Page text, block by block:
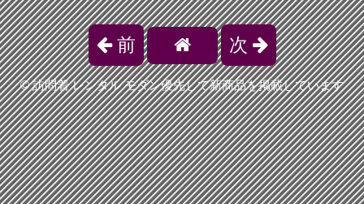
前 次
©訪問着 レンタル モダン優先して新商品を掲載しています